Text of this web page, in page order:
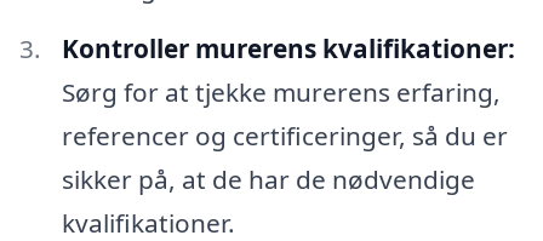
Kontroller murerens kvalifikationer:
Sørg for at tjekke murerens erfaring,
referencer og certificeringer, så du er
sikker på, at de har de nødvendige
kvalifikationer.